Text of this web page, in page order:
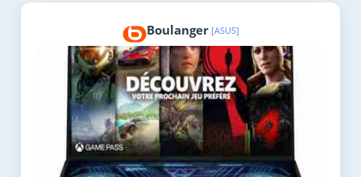
Boulanger [ASUS]